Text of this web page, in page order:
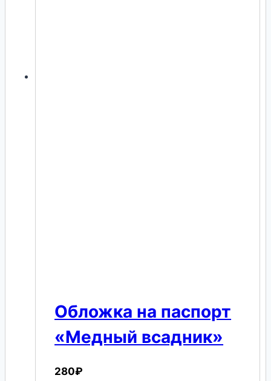
Обложка на паспорт
«Медный всадник»
280₽